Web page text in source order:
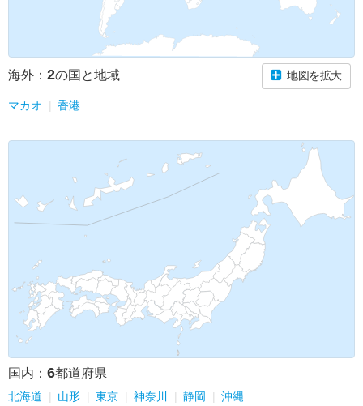
海外： 2の国と地域 地図を拡大
マカオ 香港
国内： 6都道府県
北海道 山形 東京 神奈川 静岡 沖縄